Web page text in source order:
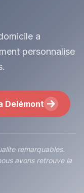
a
personnalise
Delémont
remarquables.
avons retrouve la